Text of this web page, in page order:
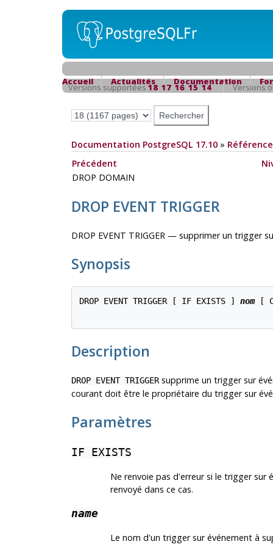
Accueil Actualités Documentation
Versions supportées18 17 16 15 14 Versions
Documentation PostgreSQL 17.10» Référence
Précédent
DROP DOMAIN
DROP EVENT TRIGGER
DROP EVENT TRIGGER — supprimer un trigger
Synopsis
DROP EVENT TRIGGER [ IF EXISTS ] nom [
Description
DROP EVENT TRIGGERsupprime un trigger sur
courant doit être le propriétaire du trigger sur
Paramètres
IF EXISTS
Ne renvoie pas d'erreur si le trigger sur
renvoyé dans ce cas.
name
Le nom d'un trigger sur événement à